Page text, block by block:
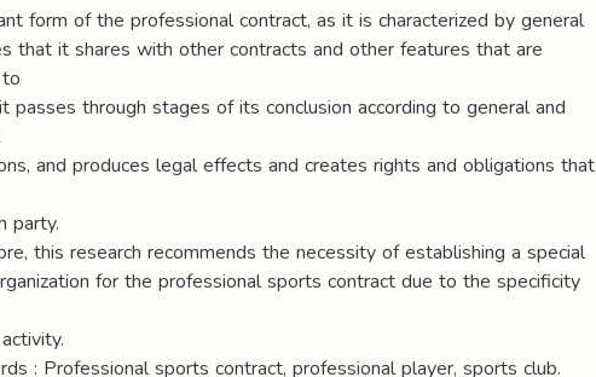
form of the professional contract, as it is characterized by general
that it shares with other contracts and other features that are
passes through stages of its conclusion according to general and
and produces legal effects and creates rights and obligations that
party.
this research recommends the necessity of establishing a special
for the professional sports contract due to the specificity
: Professional sports contract, professional player, sports club.